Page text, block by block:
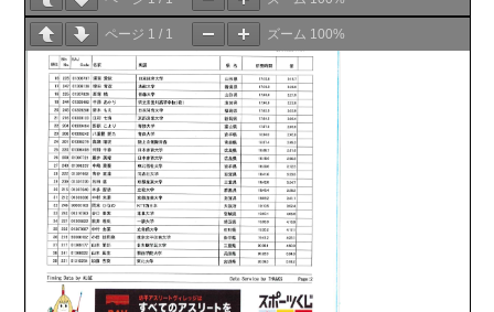
ページ 1 / 1 ズーム 100%